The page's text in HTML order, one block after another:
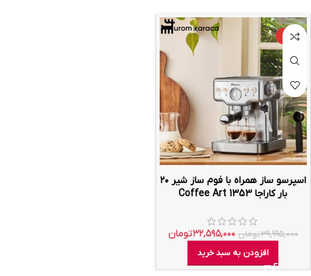
-۱۹%
اسپرسو ساز همراه با فوم ساز شیر ۲۰
بار کاراجا Coffee Art 1353
۳۹,۹۹۵,۰۰۰تومان ۳۲,۵۹۵,۰۰۰تومان
افزودن به سبد خرید